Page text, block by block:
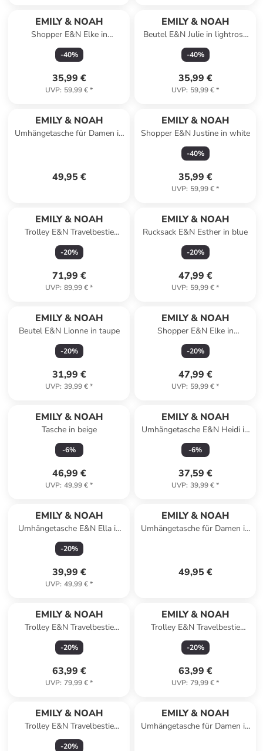
EMILY & NOAH
Shopper E&N Elke in
-40%
35,99 €
UVP: 59,99 €*
EMILY & NOAH
Beutel E&N Julie in lightrose
646
-40%
35,99 €
UVP: 59,99 €*
EMILY & NOAH
Umhängetasche für Damen in
49,95 €
EMILY & NOAH
Shopper E&N Justine in white
-40%
35,99 €
UVP: 59,99 €*
EMILY & NOAH
Trolley E&N Travelbestie
Werner in smokeblue 560
-20%
71,99 €
UVP: 89,99 €*
EMILY & NOAH
Rucksack E&N Esther in blue
-20%
47,99 €
UVP: 59,99 €*
EMILY & NOAH
Beutel E&N Lionne in taupe
-20%
31,99 €
UVP: 39,99 €*
EMILY & NOAH
Shopper E&N Elke in
blue/taupe 509
-20%
47,99 €
UVP: 59,99 €*
EMILY & NOAH
Tasche in beige
-6%
46,99 €
UVP: 49,99 €*
EMILY & NOAH
Umhängetasche E&N Heidi in
black
-6%
37,59 €
UVP: 39,99 €*
EMILY & NOAH
Umhängetasche E&N Ella in
taupe
-20%
39,99 €
UVP: 49,99 €*
EMILY & NOAH
Umhängetasche für Damen in
49,95 €
EMILY & NOAH
Trolley E&N Travelbestie
Werner in green 930
-20%
63,99 €
UVP: 79,99 €*
EMILY & NOAH
Trolley E&N Travelbestie
Werner in brown 200
-20%
63,99 €
UVP: 79,99 €*
EMILY & NOAH
Trolley E&N Travelbestie
Werner in black 100
-20%
EMILY & NOAH
Umhängetasche für Damen in